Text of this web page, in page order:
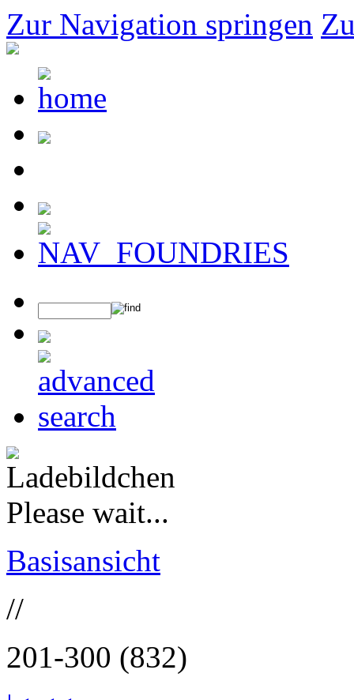
Zur Navigation springen
Please wait...
Basisansicht
//
201-300 (832)